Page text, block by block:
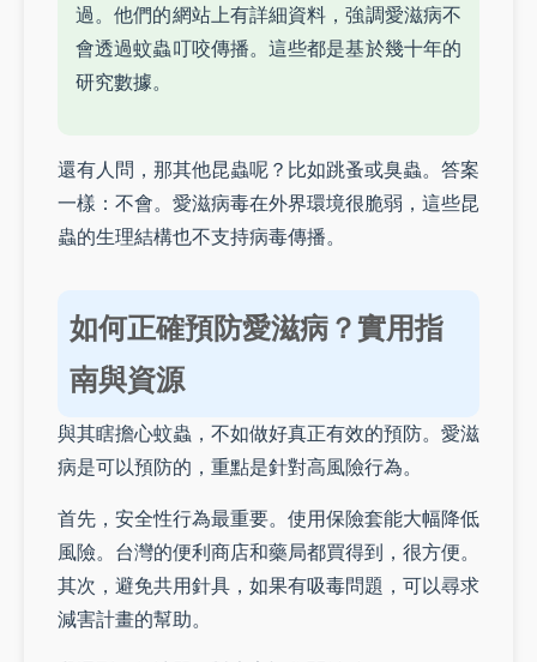
過。他們的網站上有詳細資料，強調愛滋病不
會透過蚊蟲叮咬傳播。這些都是基於幾十年的
研究數據。
還有人問，那其他昆蟲呢？比如跳蚤或臭蟲。答案
一樣：不會。愛滋病毒在外界環境很脆弱，這些昆
蟲的生理結構也不支持病毒傳播。
如何正確預防愛滋病？實用指
南與資源
與其瞎擔心蚊蟲，不如做好真正有效的預防。愛滋
病是可以預防的，重點是針對高風險行為。
首先，安全性行為最重要。使用保險套能大幅降低
風險。台灣的便利商店和藥局都買得到，很方便。
其次，避免共用針具，如果有吸毒問題，可以尋求
減害計畫的幫助。